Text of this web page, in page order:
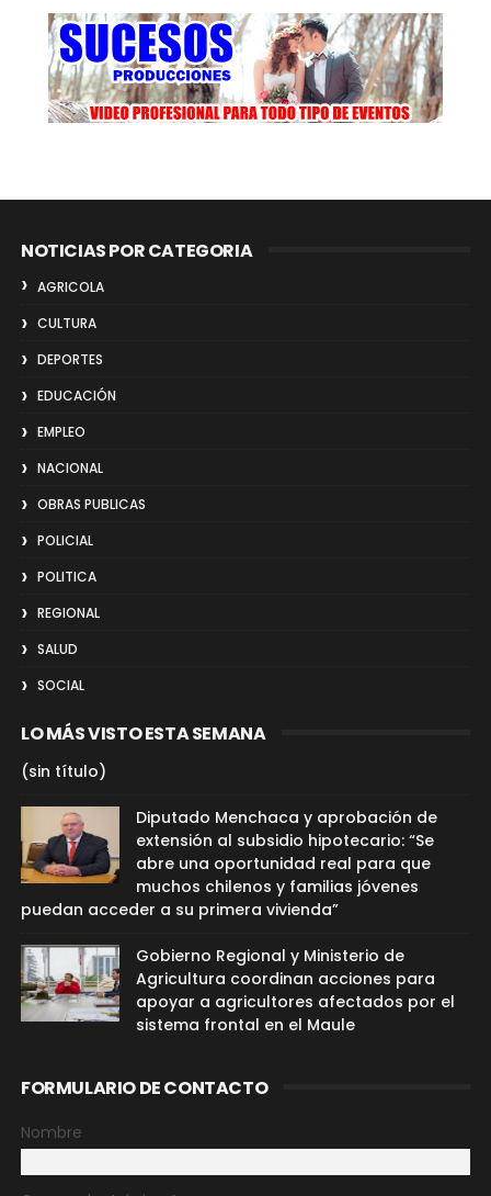
NOTICIAS POR CATEGORIA
AGRICOLA
CULTURA
DEPORTES
EDUCACIÓN
EMPLEO
NACIONAL
OBRAS PUBLICAS
POLICIAL
POLITICA
REGIONAL
SALUD
SOCIAL
LO MÁS VISTO ESTA SEMANA
(sin título)
Diputado Menchaca y aprobación de
extensión al subsidio hipotecario: “Se
abre una oportunidad real para que
muchos chilenos y familias jóvenes
puedan acceder a su primera vivienda”
Gobierno Regional y Ministerio de
Agricultura coordinan acciones para
apoyar a agricultores afectados por el
sistema frontal en el Maule
FORMULARIO DE CONTACTO
Nombre